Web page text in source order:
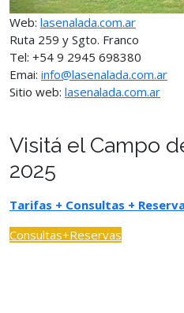
Web: lasenalada.com.ar
Ruta 259 y Sgto. Franco
Tel: +54 9 2945 698380
Emai: info@lasenalada.com.ar
Sitio web: lasenalada.com.ar
Visitá el Campo
2025
Tarifas + Consultas +
Consultas+Reservas